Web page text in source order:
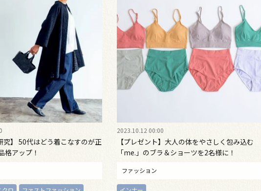
究】 50代はどう着こなすのが正
格アップ！
2023.10.12 00:00
【プレゼント】大人の体をやさしく包み込む
「me.」のブラ＆ショーツを2名様に！
ファッション